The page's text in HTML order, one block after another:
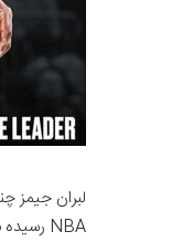
لبران جیمز
NBA رسیده بود.